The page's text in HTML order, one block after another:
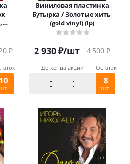
₽
10
шт.
Виниловая пластинка
Бутырка / Золотые хиты
(gold vinyl) (lp)
2 930 ₽/шт 4 500₽
До конца акции Остаток
8
шт.